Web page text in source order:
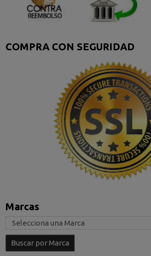
COMPRA CON SEGURIDAD
Marcas